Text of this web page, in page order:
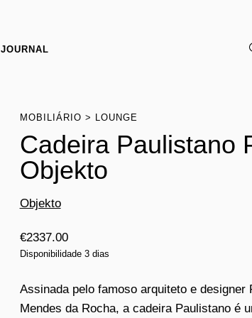
JOURNAL
MOBILIÁRIO LOUNGE
Cadeira Paulistano
Objekto
Objekto
€2337.00
Disponibilidade 3 dias
Assinada pelo famoso arquiteto e designer
Mendes da Rocha, a cadeira Paulistano é